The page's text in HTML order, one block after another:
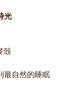
光
殼
最自然的睡眠